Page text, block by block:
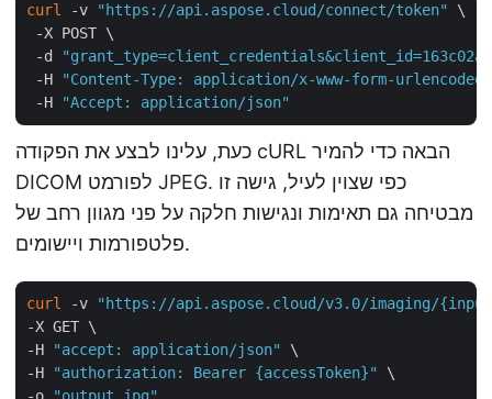
curl -v "https://api.aspose.cloud/connect/token"
\
-X POST \
-d
-H
"Content-Type: application/x-www-form-urlencoded"
-H
"Accept: application/json"
כעת, עלינו לבצע את הפקודה cURL הבאה כדי להמיר
DICOM לפורמט JPEG. כפי שצוין לעיל, גישה זו
מבטיחה גם תאימות ונגישות חלקה על פני מגוון רחב של
פלטפורמות ויישומים.
curl -v
"https://api.aspose.cloud/v3.0/imaging/
-X GET \
-H
"accept: application/json"
\
-H
"authorization: Bearer {accessToken}"
\